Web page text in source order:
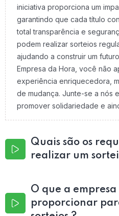
iniciativa proporciona um
garantindo que cada título
total transparência e
podem realizar sorteios
ajudando a construir um
Empresa da Hora, você não
experiência enriquecedora,
de mudança. Junte-se a nós
promover solidariedade e
Quais são os
realizar um
O que a
proporcionar